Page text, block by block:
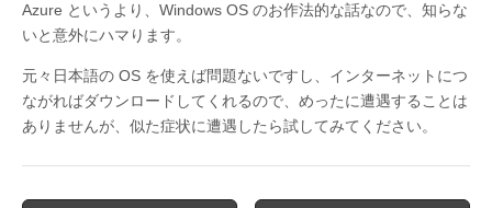
Azure というより、Windows OS のお作法的な話なので、知らな
いと意外にハマります。
元々日本語の OS を使えば問題ないですし、インターネットにつ
ながればダウンロードしてくれるので、めったに遭遇することは
ありませんが、似た症状に遭遇したら試してみてください。